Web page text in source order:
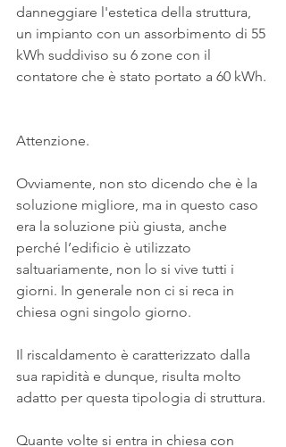
danneggiare l'estetica della struttura,
un impianto con un assorbimento di 55
kWh suddiviso su 6 zone con il
contatore che è stato portato a 60 kWh.
Attenzione.
Ovviamente, non sto dicendo che è la
soluzione migliore, ma in questo caso
era la soluzione più giusta, anche
perché l’edificio è utilizzato
saltuariamente, non lo si vive tutti i
giorni. In generale non ci si reca in
chiesa ogni singolo giorno.
Il riscaldamento è caratterizzato dalla
sua rapidità e dunque, risulta molto
adatto per questa tipologia di struttura.
Quante volte si entra in chiesa con